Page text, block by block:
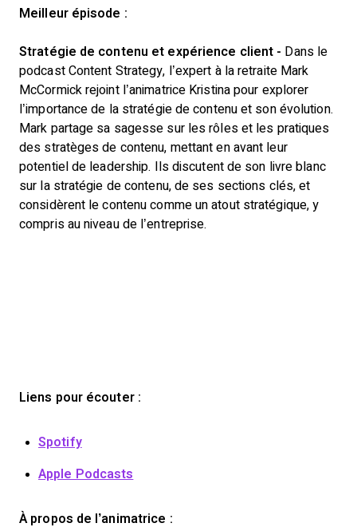
Meilleur épisode :
Stratégie de contenu et expérience client - Dans le
podcast Content Strategy, l’expert à la retraite Mark
McCormick rejoint l’animatrice Kristina pour explorer
l’importance de la stratégie de contenu et son évolution.
Mark partage sa sagesse sur les rôles et les pratiques
des stratèges de contenu, mettant en avant leur
potentiel de leadership. Ils discutent de son livre blanc
sur la stratégie de contenu, de ses sections clés, et
considèrent le contenu comme un atout stratégique, y
compris au niveau de l’entreprise.
Liens pour écouter :
Spotify
Apple Podcasts
À propos de l’animatrice :